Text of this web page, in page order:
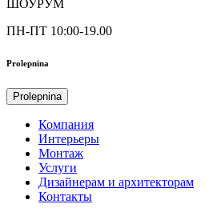
ШОУРУМ
ПН-ПТ 10:00-19.00
Prolepnina
Prolepnina
Компания
Интерьеры
Монтаж
Услуги
Дизайнерам и архитекторам
Контакты